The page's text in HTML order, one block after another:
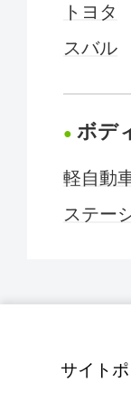
トヨタ
スバル
ボデ
軽自動
ステー
サイト